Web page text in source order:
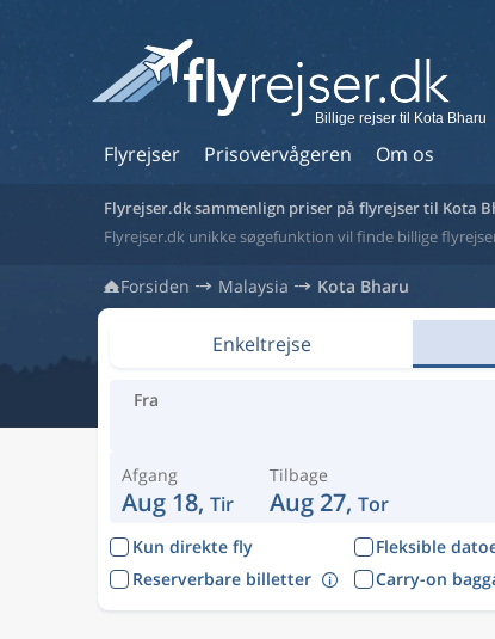
Flyrejser Prisovervågeren Om os
Billige rejser til Kota Bharu
Flyrejser.dk sammenlign priser på flyrejser til Kota
Flyrejser.dk unikke søgefunktion vil finde billige
Forsiden Malaysia Kota Bharu
Enkeltrejse
Fra
Afgang
Aug 18, Tir
Tilbage
Aug 27, Tor
Kun direkte fly Fleksible
Reserverbare billetter
Carry-on